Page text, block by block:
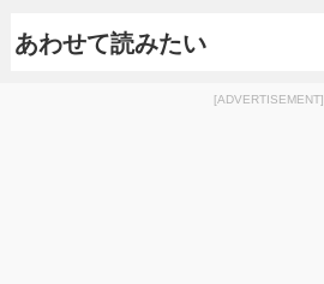
あわせて読みたい
[ADVERTISEMENT]